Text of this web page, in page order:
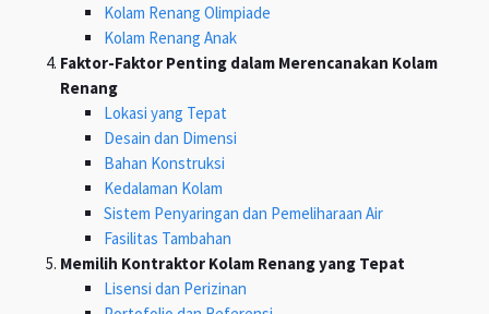
Kolam Renang Olimpiade
Kolam Renang Anak
Faktor-Faktor Penting dalam Merencanakan Kolam
Renang
Lokasi yang Tepat
Desain dan Dimensi
Bahan Konstruksi
Kedalaman Kolam
Sistem Penyaringan dan Pemeliharaan Air
Fasilitas Tambahan
Memilih Kontraktor Kolam Renang yang Tepat
Lisensi dan Perizinan